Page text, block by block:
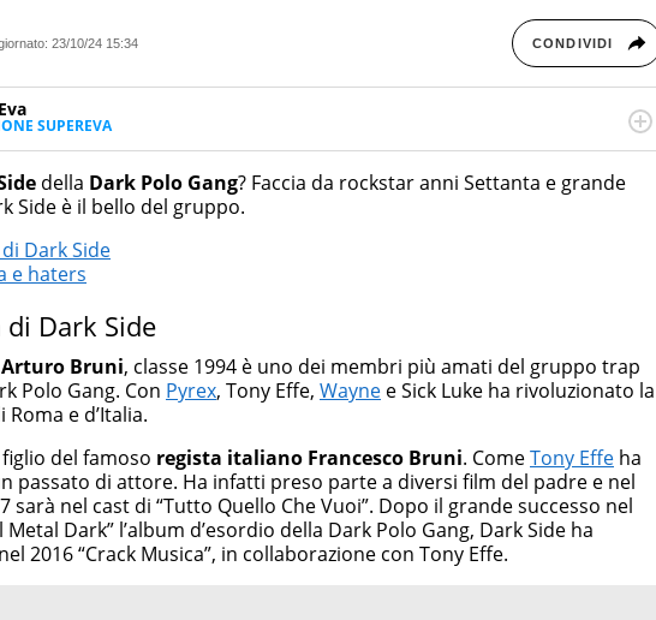
23/10/24 15:34 CONDIVIDI
SUPEREVA
è il magazine di Italiaonline dedicato a trend, curiosità, entertainment e “feel-
Pensato per tutti ma soprattutto per la GenZ, molto “social” e sempre in
notizie originali. Dalle tendenze del momento ai fatti più strani alle scoperte
mille storie da scoprire ogni giorno”
della Dark Polo Gang? Faccia da rockstar anni Settanta e grande
Side è il bello del gruppo.
Dark Side
e haters
di Dark Side
Arturo Bruni, classe 1994 è uno dei membri più amati del gruppo trap
Polo Gang. Con Pyrex, Tony Effe, Wayne e Sick Luke ha rivoluzionato la
e d’Italia.
del famoso regista italiano Francesco Bruni. ComeTony Effe ha
passato di attore. Ha infatti preso parte a diversi film del padre e nel
sarà nel cast di “Tutto Quello Che Vuoi”. Dopo il grande successo nel
Metal Dark” l’album d’esordio della Dark Polo Gang, Dark Side ha
2016 “Crack Musica”, in collaborazione con Tony Effe.